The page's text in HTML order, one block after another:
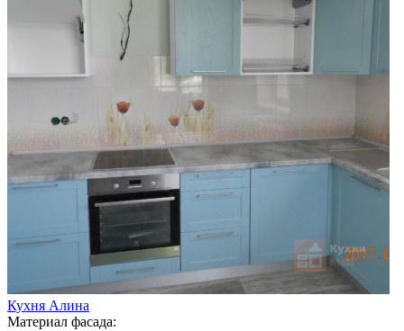
Кухня Алина
Материал фасада: